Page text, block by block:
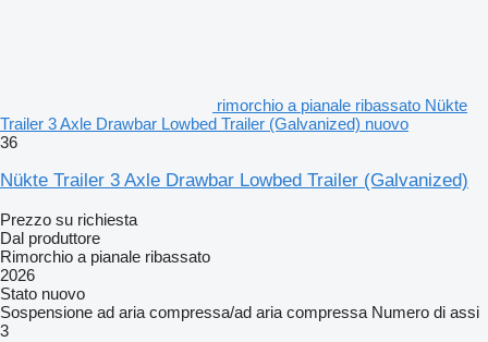
✅ Un marchio forte in crescita nei mercati europei e mondiali.
efficienti, sicure e sostenibili. Unisciti alla famiglia Nükte Trailer e
percepisci la differenza!
________________________________________
rimorchio a pianale ribassato Nükte
Trailer 3 Axle Drawbar Lowbed Trailer (Galvanized) nuovo
36
Nükte Trailer 3 Axle Drawbar Lowbed Trailer (Galvanized)
Prezzo su richiesta
Dal produttore
Rimorchio a pianale ribassato
2026
Stato nuovo
Sospensione ad aria compressa/ad aria compressa Numero di assi
3